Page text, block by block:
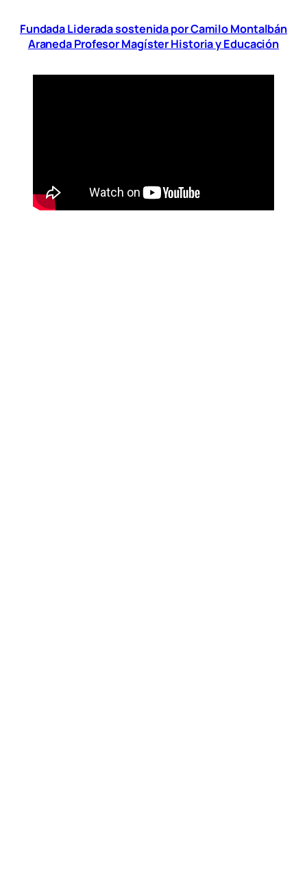
Fundada Liderada sostenida por Camilo Montalbán
Araneda Profesor Magíster Historia y Educación